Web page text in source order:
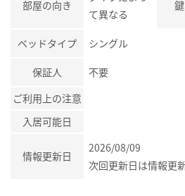
部屋の向き
て異なる
ベッドタイプ シングル
保証人
不要
ご利用上の注意
入居可能日
情報更新日
2026/08/09
次回更新日は情報更